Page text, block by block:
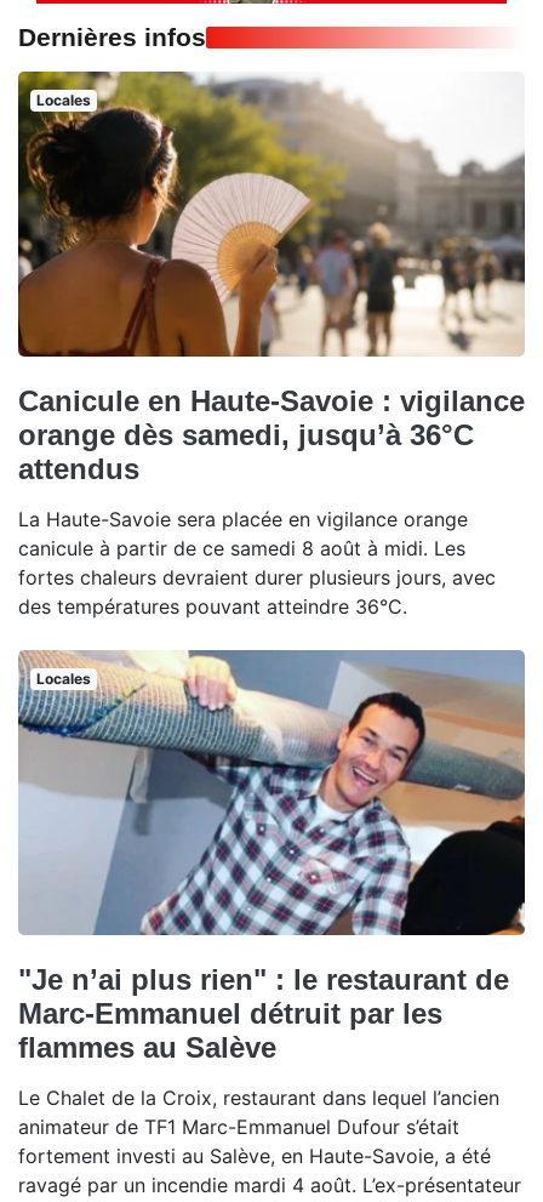
Dernières infos
Locales
Canicule en Haute-Savoie : vigilance
orange dès samedi, jusqu’à 36°C
attendus
La Haute-Savoie sera placée en vigilance orange
canicule à partir de ce samedi 8 août à midi. Les
fortes chaleurs devraient durer plusieurs jours, avec
des températures pouvant atteindre 36°C.
Locales
"Je n’ai plus rien" : le restaurant de
Marc-Emmanuel détruit par les
flammes au Salève
Le Chalet de la Croix, restaurant dans lequel l’ancien
animateur de TF1 Marc-Emmanuel Dufour s’était
fortement investi au Salève, en Haute-Savoie, a été
ravagé par un incendie mardi 4 août. L’ex-présentateur